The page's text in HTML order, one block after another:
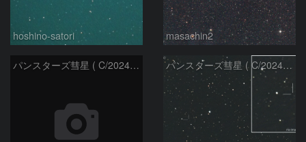
hoshino-satori masachin2
パンスターズ彗星 ( C/2024R4 )：2026/06/28 パンスターズ彗星 ( C/2024G4 )の予報位置：2026/06/23